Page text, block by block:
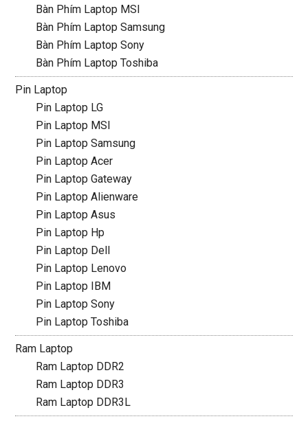
Bàn Phím Laptop MSI
Bàn Phím Laptop Samsung
Bàn Phím Laptop Sony
Bàn Phím Laptop Toshiba
Pin Laptop
Pin Laptop LG
Pin Laptop MSI
Pin Laptop Samsung
Pin Laptop Acer
Pin Laptop Gateway
Pin Laptop Alienware
Pin Laptop Asus
Pin Laptop Hp
Pin Laptop Dell
Pin Laptop Lenovo
Pin Laptop IBM
Pin Laptop Sony
Pin Laptop Toshiba
Ram Laptop
Ram Laptop DDR2
Ram Laptop DDR3
Ram Laptop DDR3L